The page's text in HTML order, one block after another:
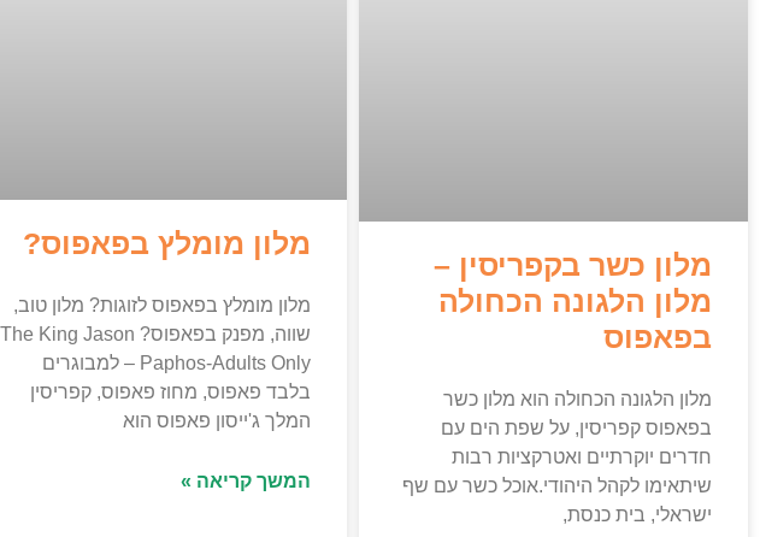
מלון כשר בקפריסין –
מלון הלגונה הכחולה
בפאפוס
מלון הלגונה הכחולה הוא מלון כשר
בפאפוס קפריסין, על שפת הים עם
חדרים יוקרתיים ואטרקציות רבות
שיתאימו לקהל היהודי.אוכל כשר עם שף
ישראלי, בית כנסת,
מלון מומלץ בפאפוס?
מלון מומלץ בפאפוס לזוגות? מלון טוב,
שווה, מפנק בפאפוס? The King Jason
Paphos-Adults Only – למבוגרים
בלבד פאפוס, מחוז פאפוס, קפריסין
המלך ג'ייסון פאפוס הוא
המשך קריאה »